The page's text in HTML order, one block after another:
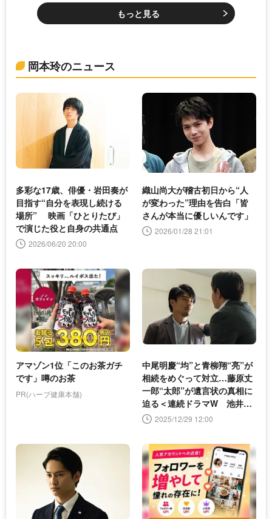
もっと見る
岡本玲のニュース
多彩な17歳、俳優・岩田奏が
目指す“自分を表現し続ける
場所” 映画「ひとりたび」
で演じた役と自身の共通点
2026/06/20 20:00
織山尚大が稽古初日から“人
が変わった”理由を告白「皆
さんが本当に優しいんです」
2026/01/28 21:01
アマゾン1位「このお茶ガチ
です」噂のお茶
PR(ハーブ健康本舗)
中尾明慶“均”と青柳翔“亮”が
相続をめぐって対立…藤原丈
一郎“太郎”が遺言状の真相に
迫る＜連続ドラマW 池井戸
潤スペシャル「かばん屋の相
2025/12/29 12:00